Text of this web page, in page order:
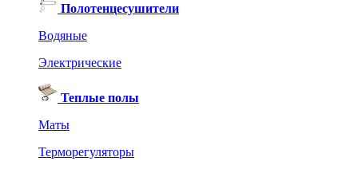
Полотенцесушители
Водяные
Электрические
Теплые полы
Маты
Терморегуляторы